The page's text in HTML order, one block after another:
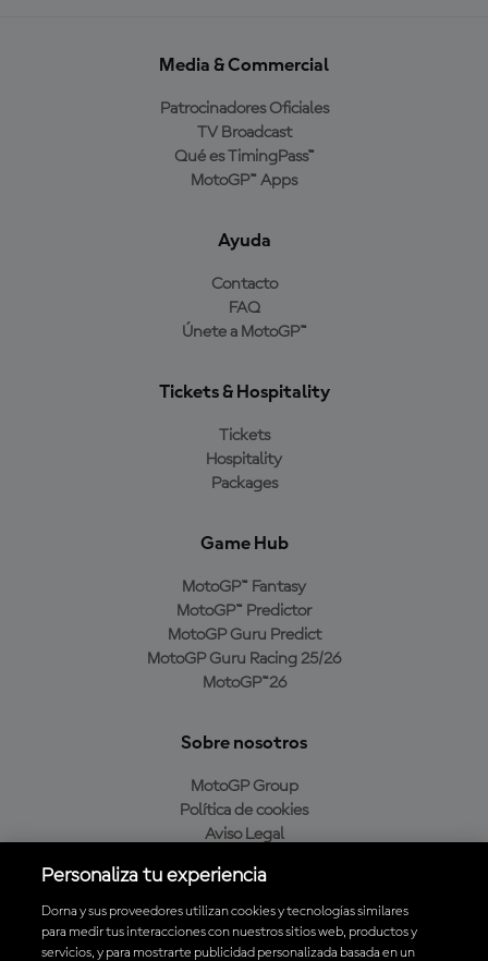
Media & Commercial
Patrocinadores Oficiales
TV Broadcast
Qué es TimingPass™
MotoGP™ Apps
Ayuda
Contacto
FAQ
Únete a MotoGP™
Tickets & Hospitality
Tickets
Hospitality
Packages
Game Hub
MotoGP™ Fantasy
MotoGP™ Predictor
MotoGP Guru Predict
MotoGP Guru Racing 25/26
MotoGP™26
Sobre nosotros
MotoGP Group
Política de cookies
Aviso Legal
Política de compra
Personaliza tu experiencia
Dorna y sus proveedores utilizan cookies y tecnologías similares
para medir tus interacciones con nuestros sitios web, productos y
servicios, y para mostrarte publicidad personalizada basada en un